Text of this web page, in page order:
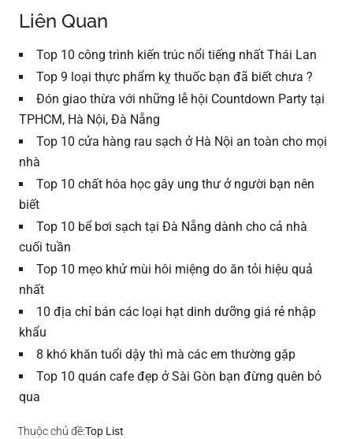
Liên Quan
Top 10 công trình kiến trúc nổi tiếng nhất Thái Lan
Top 9 loại thực phẩm kỵ thuốc bạn đã biết chưa ?
Đón giao thừa với những lễ hội Countdown Party tại
TPHCM, Hà Nội, Đà Nẵng
Top 10 cửa hàng rau sạch ở Hà Nội an toàn cho mọi
nhà
Top 10 chất hóa học gây ung thư ở người bạn nên
biết
Top 10 bể bơi sạch tại Đà Nẵng dành cho cả nhà
cuối tuần
Top 10 mẹo khử mùi hôi miệng do ăn tỏi hiệu quả
nhất
10 địa chỉ bán các loại hạt dinh dưỡng giá rẻ nhập
khẩu
8 khó khăn tuổi dậy thì mà các em thường gặp
Top 10 quán cafe đẹp ở Sài Gòn bạn đừng quên bỏ
qua
Thuộc chủ đề:Top List